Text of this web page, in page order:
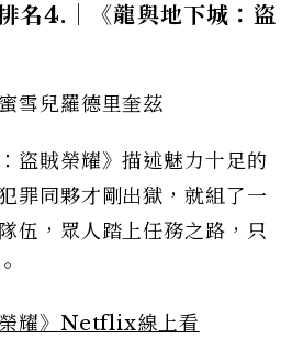
4.｜《龍與地下城：盜
雪兒羅德里奎茲
盜賊榮耀》描述魅力十足的
罪同夥才剛出獄，就組了一
伍，眾人踏上任務之路，只
榮耀》Netflix線上看